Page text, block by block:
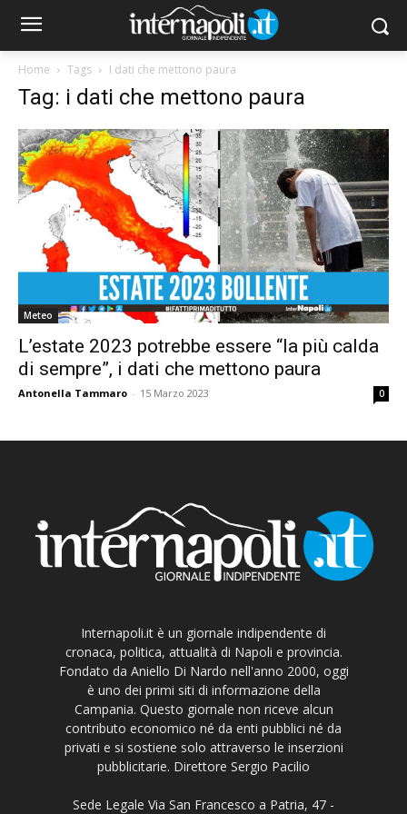
Home Tags I dati che mettono paura
Tag: i dati che mettono paura
Meteo
L’estate 2023 potrebbe essere “la più calda
di sempre”, i dati che mettono paura
Antonella Tammaro - 15 Marzo 2023 0
Internapoli.it è un giornale indipendente di
cronaca, politica, attualità di Napoli e provincia.
Fondato da Aniello Di Nardo nell'anno 2000, oggi
è uno dei primi siti di informazione della
Campania. Questo giornale non riceve alcun
contributo economico né da enti pubblici né da
privati e si sostiene solo attraverso le inserzioni
pubblicitarie. Direttore Sergio Pacilio
Sede Legale Via San Francesco a Patria, 47 -